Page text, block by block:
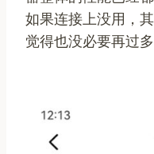
如果连接上没用，
觉得也没必要再过